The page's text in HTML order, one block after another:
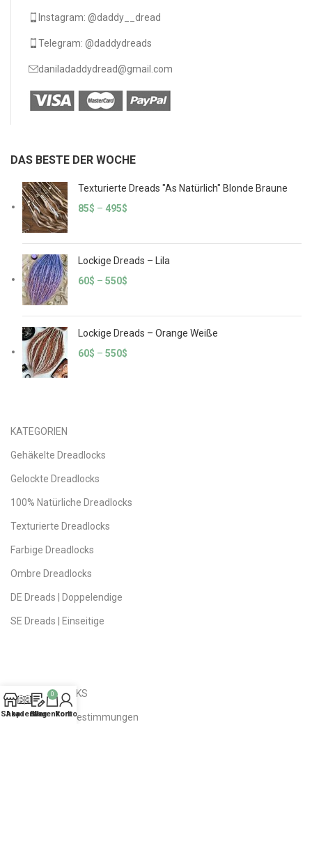
Instagram: @daddy__dread
Telegram: @daddydreads
daniladaddydread@gmail.com
DAS BESTE DER WOCHE
Texturierte Dreads "As Natürlich" Blonde Braune
85$ – 495$
Lockige Dreads – Lila
60$ – 550$
Lockige Dreads – Orange Weiße
60$ – 550$
KATEGORIEN
Gehäkelte Dreadlocks
Gelockte Dreadlocks
100% Natürliche Dreadlocks
Texturierte Dreadlocks
Farbige Dreadlocks
Ombre Dreadlocks
DE Dreads | Doppelendige
SE Dreads | Einseitige
NÜTZLICHE LINKS
Datenschutz-Bestimmungen
Shop
Akademie
Blog
0
Warenkorb
Konto